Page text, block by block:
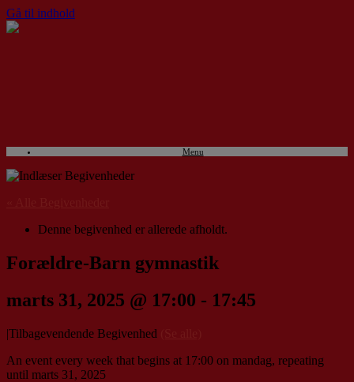
Gå til indhold
Menu
Denne begivenhed er allerede afholdt.
Forældre-Barn gymnastik
marts 31, 2025 @ 17:00 - 17:45
|Tilbagevendende Begivenhed
An event every week that begins at 17:00 on mandag, repeating
until marts 31, 2025